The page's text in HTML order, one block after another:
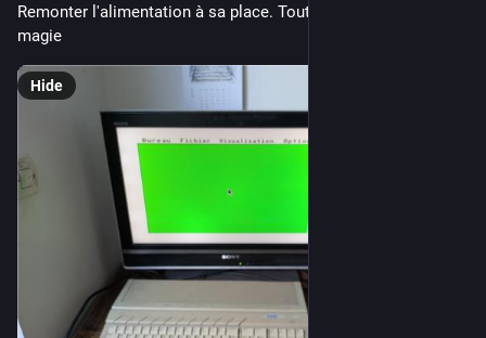
Remonter l'alimentation à sa place. Tout fermer. Brancher ....
magie
Hide